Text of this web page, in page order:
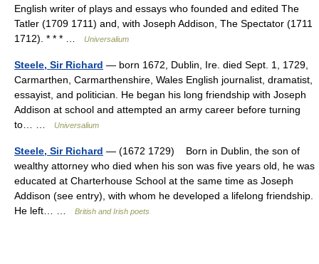
English writer of plays and essays who founded and edited The
Tatler (1709 1711) and, with Joseph Addison, The Spectator (1711
1712). * * * …
Universalium
Steele, Sir Richard — born 1672, Dublin, Ire. died Sept. 1, 1729,
Carmarthen, Carmarthenshire, Wales English journalist, dramatist,
essayist, and politician. He began his long friendship with Joseph
Addison at school and attempted an army career before turning
to… …
Universalium
Steele, Sir Richard — (1672 1729) Born in Dublin, the son of
wealthy attorney who died when his son was five years old, he was
educated at Charterhouse School at the same time as Joseph
Addison (see entry), with whom he developed a lifelong friendship.
He left… …
British and Irish poets